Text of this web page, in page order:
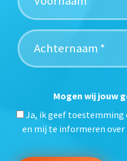
Mogen wij jouw
Ja, ik geef toestemming
en mij te informeren